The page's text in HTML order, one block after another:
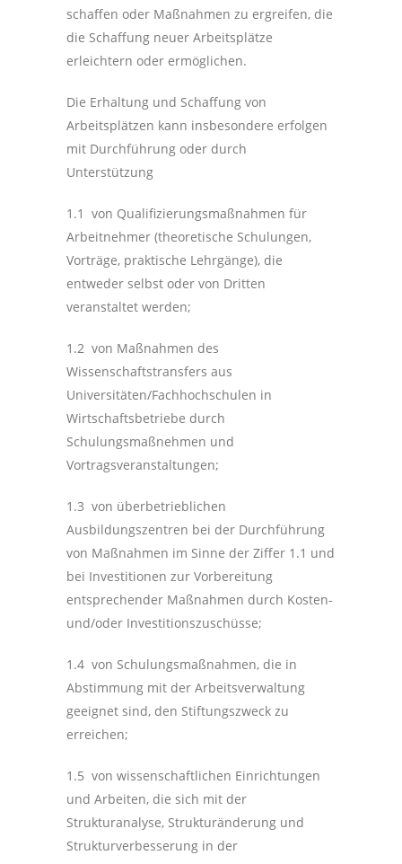
schaffen oder Maßnahmen zu ergreifen, die
die Schaffung neuer Arbeitsplätze
erleichtern oder ermöglichen.
Die Erhaltung und Schaffung von
Arbeitsplätzen kann insbesondere erfolgen
mit Durchführung oder durch
Unterstützung
1.1 von Qualifizierungsmaßnahmen für
Arbeitnehmer (theoretische Schulungen,
Vorträge, praktische Lehrgänge), die
entweder selbst oder von Dritten
veranstaltet werden;
1.2 von Maßnahmen des
Wissenschaftstransfers aus
Universitäten/Fachhochschulen in
Wirtschaftsbetriebe durch
Schulungsmaßnehmen und
Vortragsveranstaltungen;
1.3 von überbetrieblichen
Ausbildungszentren bei der Durchführung
von Maßnahmen im Sinne der Ziffer 1.1 und
bei Investitionen zur Vorbereitung
entsprechender Maßnahmen durch Kosten-
und/oder Investitionszuschüsse;
1.4 von Schulungsmaßnahmen, die in
Abstimmung mit der Arbeitsverwaltung
geeignet sind, den Stiftungszweck zu
erreichen;
1.5 von wissenschaftlichen Einrichtungen
und Arbeiten, die sich mit der
Strukturanalyse, Strukturänderung und
Strukturverbesserung in der